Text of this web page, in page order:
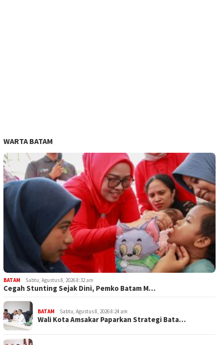
WARTA BATAM
BATAM Sabtu, Agustus 8, 2026 8:32 am
Cegah Stunting Sejak Dini, Pemko Batam M…
BATAM Sabtu, Agustus 8, 2026 8:24 am
Wali Kota Amsakar Paparkan Strategi Bata…